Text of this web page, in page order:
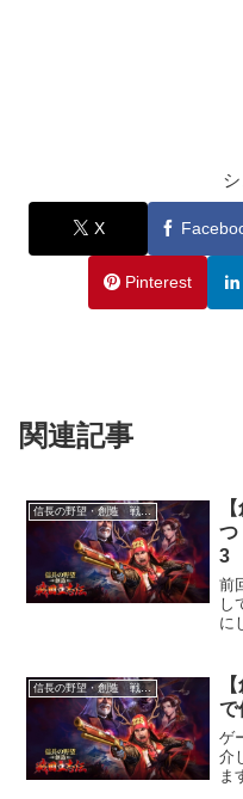
X
Pinterest
関連記事
信長の野望・創造 戦国立志伝
つ
3
前
し
に
信長の野望・創造 戦国立志伝
で
ゲ
介
ま